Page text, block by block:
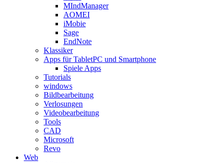
MIndManager
AOMEI
iMobie
Sage
EndNote
Klassiker
Apps für TabletPC und Smartphone
Spiele Apps
Tutorials
windows
Bildbearbeitung
Verlosungen
Videobearbeitung
Tools
CAD
Microsoft
Revo
Web